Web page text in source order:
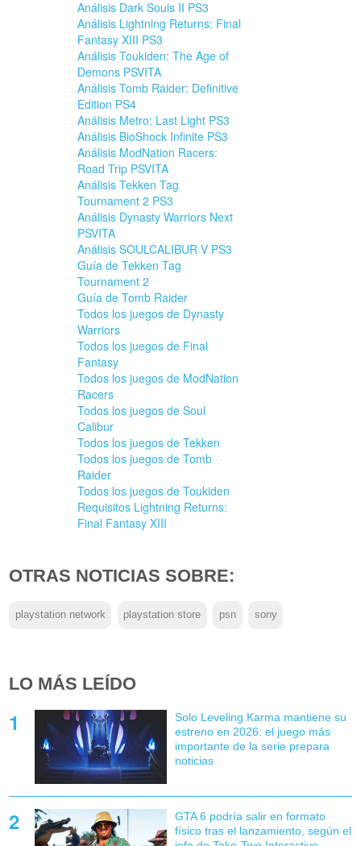
Análisis Dark Souls II PS3
Análisis Lightning Returns: Final
Fantasy XIII PS3
Análisis Toukiden: The Age of
Demons PSVITA
Análisis Tomb Raider: Definitive
Edition PS4
Análisis Metro: Last Light PS3
Análisis BioShock Infinite PS3
Análisis ModNation Racers:
Road Trip PSVITA
Análisis Tekken Tag
Tournament 2 PS3
Análisis Dynasty Warriors Next
PSVITA
Análisis SOULCALIBUR V PS3
Guía de Tekken Tag
Tournament 2
Guía de Tomb Raider
Todos los juegos de Dynasty
Warriors
Todos los juegos de Final
Fantasy
Todos los juegos de ModNation
Racers
Todos los juegos de Soul
Calibur
Todos los juegos de Tekken
Todos los juegos de Tomb
Raider
Todos los juegos de Toukiden
Requisitos Lightning Returns:
Final Fantasy XIII
OTRAS NOTICIAS SOBRE:
playstation network playstation store psn sony
LO MÁS LEÍDO
Solo Leveling Karma mantiene su
estreno en 2026: el juego más
importante de la serie prepara
noticias
GTA 6 podría salir en formato
físico tras el lanzamiento, según el